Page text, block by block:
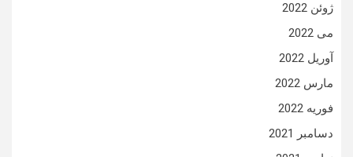
ژوئن 2022
می 2022
آوریل 2022
مارس 2022
فوریه 2022
دسامبر 2021